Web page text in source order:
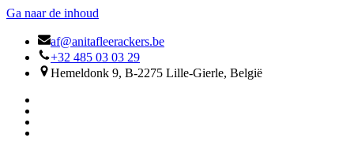
Ga naar de inhoud
af@anitafleerackers.be
+32 485 03 03 29
Hemeldonk 9, B-2275 Lille-Gierle, België